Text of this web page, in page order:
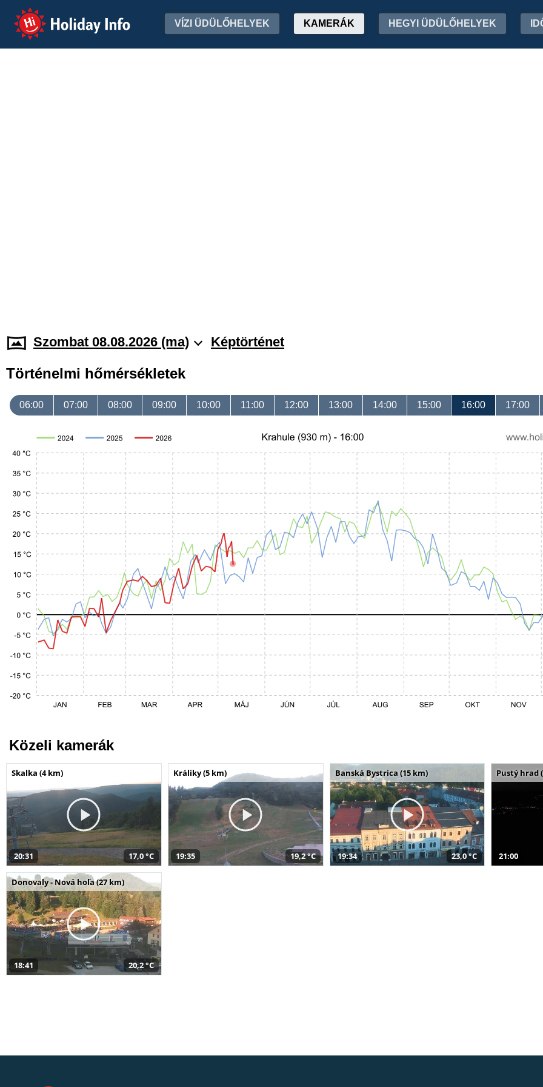
Holiday Info VÍZI ÜDÜLŐHELYEK KAMERÁK HEGYI ÜDÜLŐHELYEK
Szombat 08.08.2026 (ma) Képtörténet
Történelmi hőmérsékletek
06:00 07:00 08:00 09:00 10:00 11:00 12:00 13:00 14:00 15:00 16:00 17:00
Közeli kamerák
Skalka (4 km)
20:31 17,0 °C
Králiky (5 km)
19:35 19,2 °C
Banská Bystrica (15 km)
19:34 23,0 °C
Pustý hrad
21:00
Donovaly - Nová hoľa (27 km)
18:41 20,2 °C